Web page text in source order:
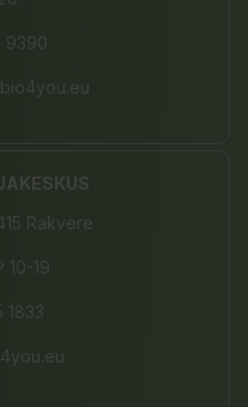
9390
Rakvere
10-19
1833